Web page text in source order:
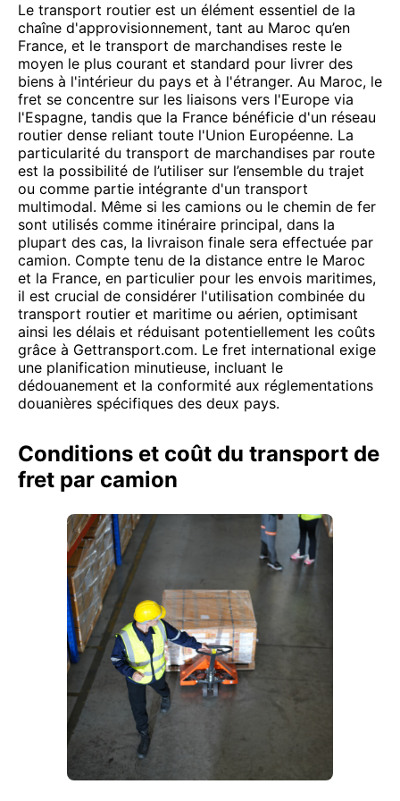
Le transport routier est un élément essentiel de la
chaîne d'approvisionnement, tant au Maroc qu’en
France, et le transport de marchandises reste le
moyen le plus courant et standard pour livrer des
biens à l'intérieur du pays et à l'étranger. Au Maroc, le
fret se concentre sur les liaisons vers l'Europe via
l'Espagne, tandis que la France bénéficie d'un réseau
routier dense reliant toute l'Union Européenne. La
particularité du transport de marchandises par route
est la possibilité de l’utiliser sur l’ensemble du trajet
ou comme partie intégrante d'un transport
multimodal. Même si les camions ou le chemin de fer
sont utilisés comme itinéraire principal, dans la
plupart des cas, la livraison finale sera effectuée par
camion. Compte tenu de la distance entre le Maroc
et la France, en particulier pour les envois maritimes,
il est crucial de considérer l'utilisation combinée du
transport routier et maritime ou aérien, optimisant
ainsi les délais et réduisant potentiellement les coûts
grâce à Gettransport.com. Le fret international exige
une planification minutieuse, incluant le
dédouanement et la conformité aux réglementations
douanières spécifiques des deux pays.
Conditions et coût du transport de
fret par camion